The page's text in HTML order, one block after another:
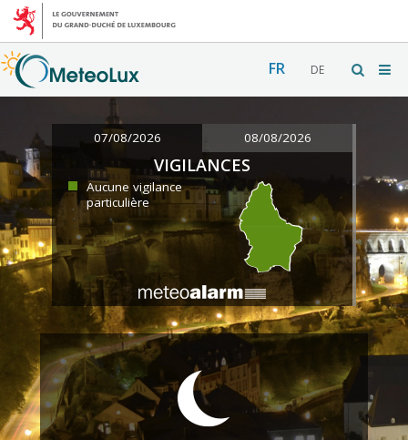
FR DE
07/08/2026 08/08/2026
VIGILANCES
Aucune vigilance
particulière